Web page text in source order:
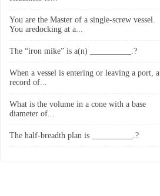
You are the Master of a single-screw vessel.
You aredocking at a...
The “iron mike” is a(n) __________.?
When a vessel is entering or leaving a port, a
record of...
What is the volume in a cone with a base
diameter of...
The half-breadth plan is __________.?